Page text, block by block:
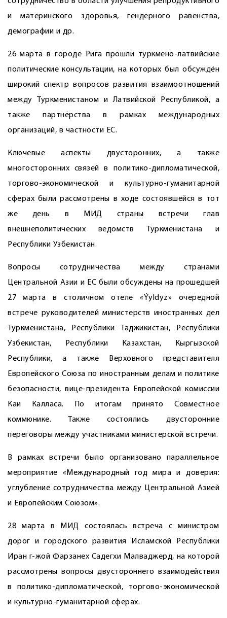
и материнского здоровья, гендерного равенства,
демографии и др.
26 марта в городе Рига прошли туркмено-латвийские
политические консультации, на которых был обсуждён
широкий спектр вопросов развития взаимоотношений
между Туркменистаном и Латвийской ­Республикой, а
также партнёрства в рамках международных
организаций, в частности ЕС.
Ключевые аспекты двусторонних, а также
многосторонних связей в политико-дипломатической,
торгово-экономической и культурно-гуманитарной
сферах были рассмотрены в ходе состоявшейся в тот
же день в МИД страны встречи глав
внешнеполитических ведомств Туркменистана и
Республики Узбекистан.
Вопросы сотрудничества между странами
Центральной Азии и ЕС были обсуждены на прошедшей
27 марта в столичном отеле «Ýyldyz» очередной
встрече руководителей министерств иностранных дел
Туркменистана, Республики Таджикистан, Республики
Узбекистан, Республики Казахстан, Кыргызской
Республики, а также Верховного представителя
Европейского Союза по иностранным делам и политике
безопасности, вице-президента Европейской комиссии
Каи Калласа. По итогам принято Совместное
коммюнике. Также состоялись двусторонние
переговоры между участниками министерской встречи.
В рамках встречи было организовано параллельное
мероприятие «Международный год мира и доверия:
углубление сотрудничества между Центральной Азией
и Европейским Союзом».
28 марта в МИД состоялась встреча с министром
дорог и городского развития Исламской Республики
Иран г-жой Фарзанех Садегхи Малваджерд, на которой
рассмотрены вопросы двустороннего взаимодействия
в политико-дипломатической, торгово-экономической
и культурно-гуманитарной сферах.